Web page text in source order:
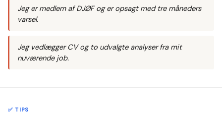
Jeg er medlem af DJØF og er opsagt med tre måneders
varsel.
Jeg vedlægger CV og to udvalgte analyser fra mit
nuværende job.
✅ TIPS